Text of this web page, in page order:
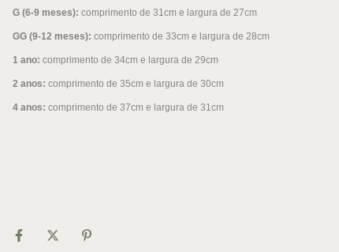
G (6-9 meses): comprimento de 31cm e largura de 27cm
GG (9-12 meses): comprimento de 33cm e largura de 28cm
1 ano: comprimento de 34cm e largura de 29cm
2 anos: comprimento de 35cm e largura de 30cm
4 anos: comprimento de 37cm e largura de 31cm